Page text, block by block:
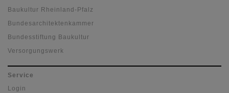
Baukultur Rheinland-Pfalz
Bundesarchitektenkammer
Bundesstiftung Baukultur
Versorgungswerk
Service
Login